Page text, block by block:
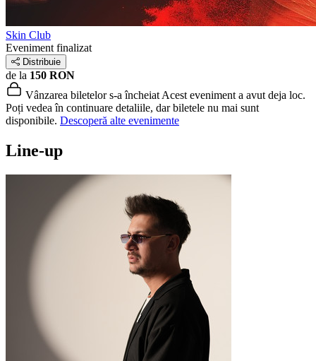
Skin Club
Eveniment finalizat
Distribuie
de la 150 RON
Vânzarea biletelor s-a încheiat Acest eveniment a avut deja loc.
Poți vedea în continuare detaliile, dar biletele nu mai sunt
disponibile. Descoperă alte evenimente
Line-up